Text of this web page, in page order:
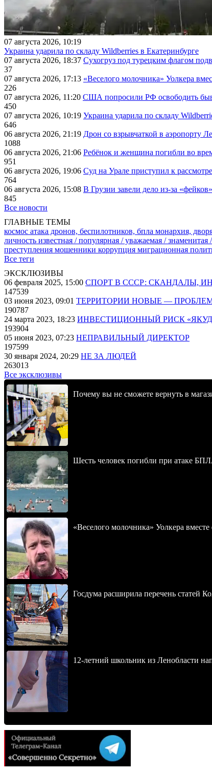
07 августа 2026, 10:19
Украина ударила по складу Wildberries в Екатеринбурге
07 августа 2026, 18:37 Сухогруз под турецким флагом
37
07 августа 2026, 17:13 «Веселого молочника» Уолкера
226
07 августа 2026, 11:20 США попросили РФ освободить
450
07 августа 2026, 10:19 Украина ударила по складу
646
06 августа 2026, 21:19 Дрон со взрывчаткой в аэропорту
1088
06 августа 2026, 21:06 Ребёнок и женщина погибли во
951
06 августа 2026, 19:06 Суд на Урале приступил к
764
06 августа 2026, 15:08 В Грузии завели дело из-за
845
Все новости
ГЛАВНЫЕ ТЕМЫ
космос атака дронов, беспилотников, бпла монархия,
личность известная / популярная / уважаемая / знаменитая
преступления мошенники коррупция миграционная
Все теги
ЭКСКЛЮЗИВЫ
06 февраля 2025, 15:00 СПОРТ В СССР: СКАНДАЛЫ,
147539
03 июня 2023, 09:01 ТЕРРИТОРИИ НОВЫЕ —
190787
24 марта 2023, 18:23 ИНВЕСТИЦИОННЫЙ РИСК
193904
05 июня 2023, 07:23 НЕПРАВИЛЬНЫЙ ДИРЕКТОР
197599
30 января 2024, 20:29 НЕ ЗА ЛЮДЕЙ
263013
Все эксклюзивы
Почему вы не сможете вернуть в
Шесть человек погибли при атаке
«Веселого молочника» Уолкера
Госдума расширила перечень статей
12-летний школьник из Ленобласти